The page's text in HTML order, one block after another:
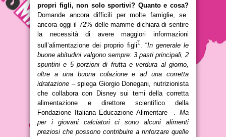
propri figli, non solo sportivi? Quanto e cosa?
Domande ancora difficili per molte famiglie, se
ancora oggi il 72% delle mamme dichiara di sentire
la necessità di avere maggiori informazioni
sull’alimentazione dei proprio figli1. “In generale le
buone abitudini valgono sempre: 3 pasti principali, 2
spuntini e 5 porzioni di frutta e verdura al giorno,
oltre a una buona colazione e ad una corretta
idratazione – spiega Giorgio Donegani, nutrizionista
che collabora con Disney sui temi della corretta
alimentazione e direttore scientifico della
Fondazione Italiana Educazione Alimentare –. Ma
per i giovani calciatori ci sono alcuni alimenti
preziosi che possono contribuire a rinforzare quelle